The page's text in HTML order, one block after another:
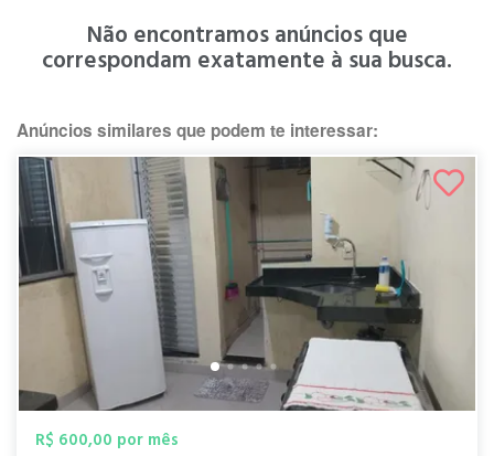
Não encontramos anúncios que
correspondam exatamente à sua busca.
Anúncios similares que podem te interessar:
R$ 600,00 por mês